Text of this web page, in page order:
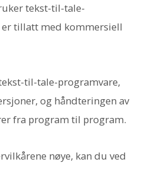
tekst-til-tale-
tillatt med kommersiell
til-tale-programvare,
og håndteringen av
fra program til program.
nøye, kan du ved